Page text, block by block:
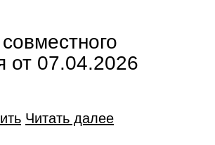
от 07.04.2026
Читать далее